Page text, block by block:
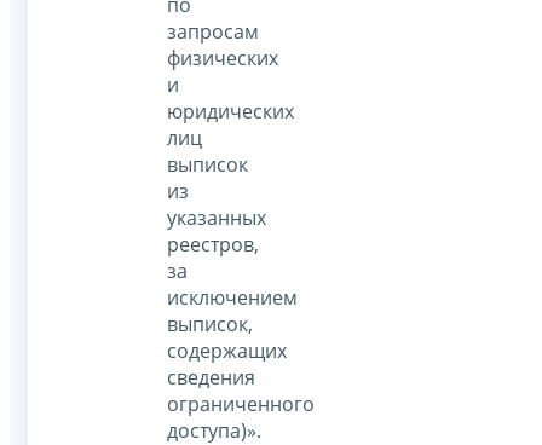
запросам
физических
и
юридических
лиц
выписок
из
указанных
реестров,
за
исключением
выписок,
содержащих
сведения
ограниченного
доступа)».